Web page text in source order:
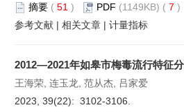
摘要 ( 51 ) PDF (1149KB) ( 7 )
参考文献 | 相关文章 | 计量指标
2012—2021年如皋市梅毒流行特征
王海荣, 连玉龙, 范从杰, 吕家爱
2023, 39(22): 3102-3106.